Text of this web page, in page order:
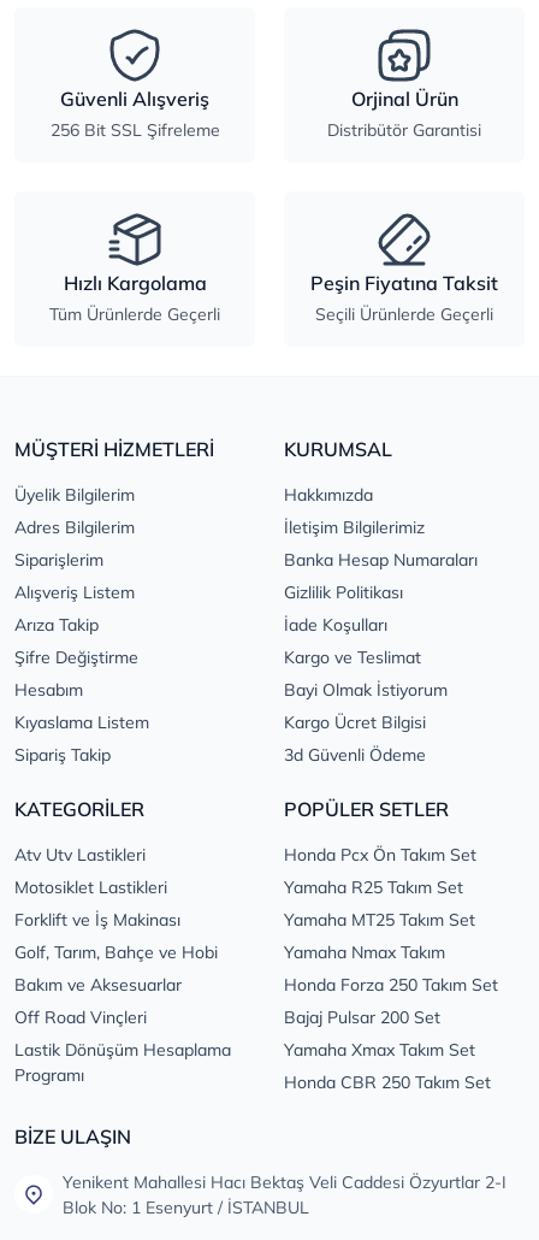
Güvenli Alışveriş
256 Bit SSL Şifreleme
Orjinal Ürün
Distribütör Garantisi
Hızlı Kargolama
Tüm Ürünlerde Geçerli
Peşin Fiyatına Taksit
Seçili Ürünlerde Geçerli
MÜŞTERİ HİZMETLERİ
Üyelik Bilgilerim
Adres Bilgilerim
Siparişlerim
Alışveriş Listem
Arıza Takip
Şifre Değiştirme
Hesabım
Kıyaslama Listem
Sipariş Takip
KURUMSAL
Hakkımızda
İletişim Bilgilerimiz
Banka Hesap Numaraları
Gizlilik Politikası
İade Koşulları
Kargo ve Teslimat
Bayi Olmak İstiyorum
Kargo Ücret Bilgisi
3d Güvenli Ödeme
KATEGORİLER
Atv Utv Lastikleri
Motosiklet Lastikleri
Forklift ve İş Makinası
Golf, Tarım, Bahçe ve Hobi
Bakım ve Aksesuarlar
Off Road Vinçleri
Lastik Dönüşüm Hesaplama
Programı
POPÜLER SETLER
Honda Pcx Ön Takım Set
Yamaha R25 Takım Set
Yamaha MT25 Takım Set
Yamaha Nmax Takım
Honda Forza 250 Takım Set
Bajaj Pulsar 200 Set
Yamaha Xmax Takım Set
Honda CBR 250 Takım Set
BİZE ULAŞIN
Yenikent Mahallesi Hacı Bektaş Veli Caddesi Özyurtlar 2-I
Blok No: 1 Esenyurt / İSTANBUL